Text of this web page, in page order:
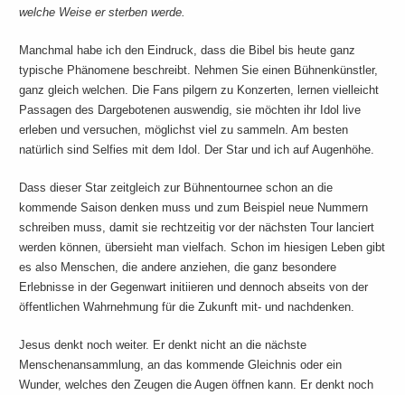
welche Weise er sterben werde.
Manchmal habe ich den Eindruck, dass die Bibel bis heute ganz
typische Phänomene beschreibt. Nehmen Sie einen Bühnenkünstler,
ganz gleich welchen. Die Fans pilgern zu Konzerten, lernen vielleicht
Passagen des Dargebotenen auswendig, sie möchten ihr Idol live
erleben und versuchen, möglichst viel zu sammeln. Am besten
natürlich sind Selfies mit dem Idol. Der Star und ich auf Augenhöhe.
Dass dieser Star zeitgleich zur Bühnentournee schon an die
kommende Saison denken muss und zum Beispiel neue Nummern
schreiben muss, damit sie rechtzeitig vor der nächsten Tour lanciert
werden können, übersieht man vielfach. Schon im hiesigen Leben gibt
es also Menschen, die andere anziehen, die ganz besondere
Erlebnisse in der Gegenwart initiieren und dennoch abseits von der
öffentlichen Wahrnehmung für die Zukunft mit- und nachdenken.
Jesus denkt noch weiter. Er denkt nicht an die nächste
Menschenansammlung, an das kommende Gleichnis oder ein
Wunder, welches den Zeugen die Augen öffnen kann. Er denkt noch